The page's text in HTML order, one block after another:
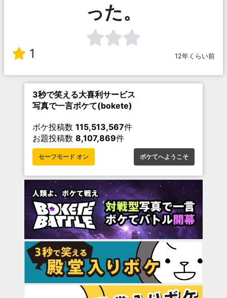
った。
1 12年くらい前
3秒で笑える大喜利サービス
写真で一言ボケて(bokete)
ボケ投稿数 115,513,567件
お題投稿数 8,107,869件
セーフモード オン ボケてへようこそ